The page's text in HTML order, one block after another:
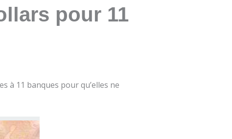
pour 11
à 11 banques pour qu’elles ne